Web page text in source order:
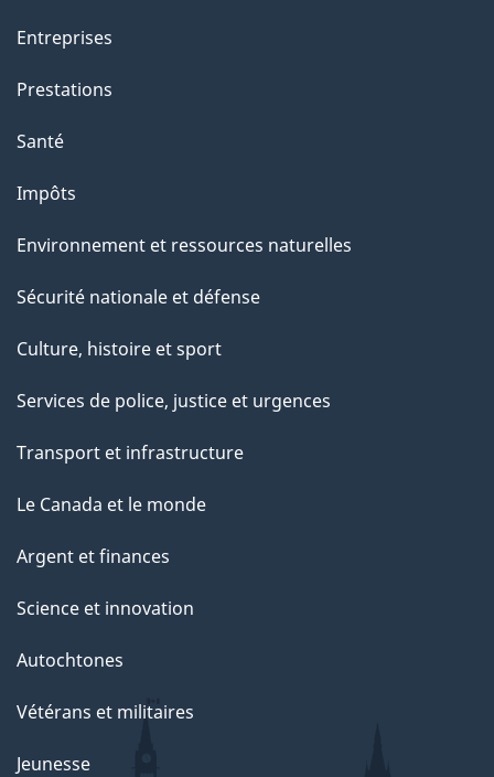
Entreprises
Prestations
Santé
Impôts
Environnement et ressources naturelles
Sécurité nationale et défense
Culture, histoire et sport
Services de police, justice et urgences
Transport et infrastructure
Le Canada et le monde
Argent et finances
Science et innovation
Autochtones
Vétérans et militaires
Jeunesse